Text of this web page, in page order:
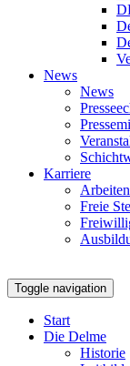
News
News
Karriere
Freie
Toggle navigation
Start
Die Delme
Historie